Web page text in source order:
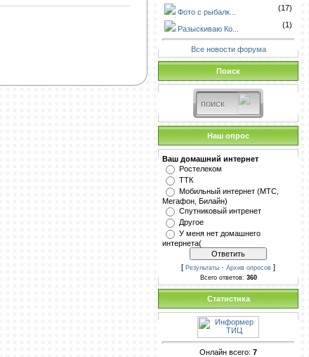
Фото с рыбалк... (17)
Разыскиваю Ко... (1)
Все новости форума
Поиск
Наш опрос
Ваш домашний интернет
Ростелеком
ТТК
Мобильный интернет (МТС,
Мегафон, Билайн)
Спутниковый интренет
Другое
У меня нет домашнего
интернета(
[ Результаты · Архив опросов ]
Всего ответов: 360
Статистика
Онлайн всего: 7